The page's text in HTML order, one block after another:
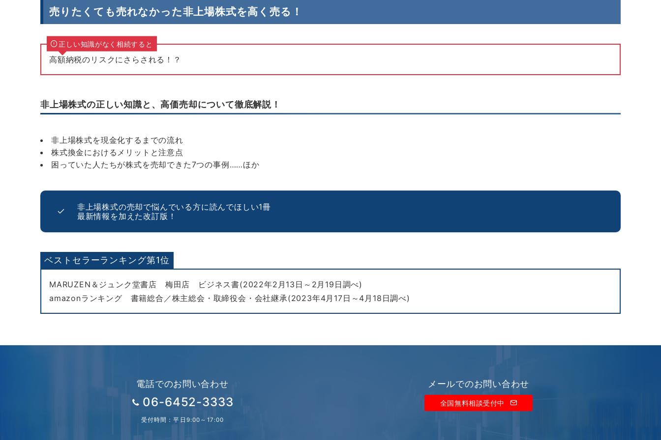
売りたくても売れなかった非上場株式を高く売る！
正しい知識がなく相続すると
高額納税のリスクにさらされる！？
非上場株式の正しい知識と、高価売却について徹底解説！
非上場株式を現金化するまでの流れ
株式換金におけるメリットと注意点
困っていた人たちが株式を売却できた7つの事例……ほか
非上場株式の売却で悩んでいる方に読んでほしい1冊
最新情報を加えた改訂版！
ベストセラーランキング第1位
MARUZEN＆ジュンク堂書店 梅田店 ビジネス書(2022年2月13日～2月19日調べ)
amazonランキング 書籍総合／株主総会・取締役会・会社継承(2023年4月17日～4月18日調べ)
電話でのお問い合わせ
06-6452-3333
受付時間：平日9:00～17:00
メールでのお問い合わせ
全国無料相談受付中